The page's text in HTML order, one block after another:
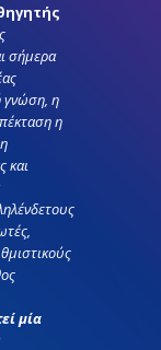
σήμερα
γνώση, η
η
και
μία